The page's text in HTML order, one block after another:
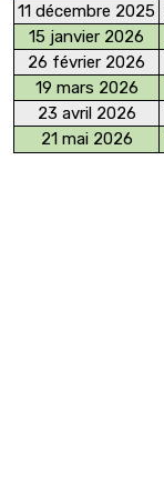
11 décembre 2025
15 janvier 2026
26 février 2026
19 mars 2026
23 avril 2026
21 mai 2026